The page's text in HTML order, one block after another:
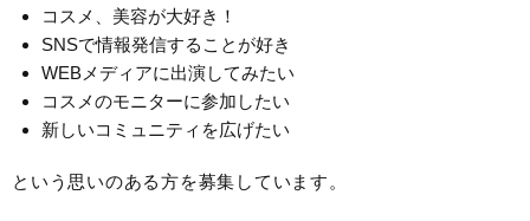
コスメ、美容が大好き！
SNSで情報発信することが好き
WEBメディアに出演してみたい
コスメのモニターに参加したい
新しいコミュニティを広げたい
という思いのある方を募集しています。